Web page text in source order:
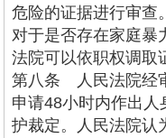
危险的证据进行审查
对于是否存在家庭暴
法院可以依职权调取
第八条 人民法院经
申请48小时内作出人
护裁定。人民法院认